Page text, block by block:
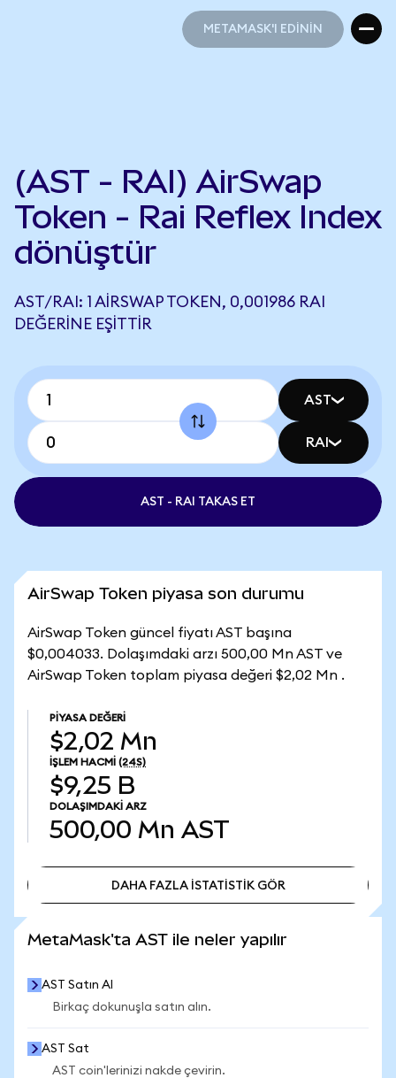
METAMASK'I EDİNİN
(AST - RAI) AirSwap
Token - Rai Reflex Index
dönüştür
AST/RAI: 1 AIRSWAP TOKEN, 0,001986 RAI
DEĞERINE EŞITTIR
AST
RAI
AST - RAI TAKAS ET
AirSwap Token piyasa son durumu
AirSwap Token güncel fiyatı AST başına
$0,004033. Dolaşımdaki arzı 500,00 Mn AST ve
AirSwap Token toplam piyasa değeri $2,02 Mn .
PIYASA DEĞERI
$2,02 Mn
İŞLEM HACMI (24S)
$9,25 B
DOLAŞIMDAKI ARZ
500,00 Mn AST
DAHA FAZLA İSTATİSTİK GÖR
MetaMask'ta AST ile neler yapılır
AST Satın Al
Birkaç dokunuşla satın alın.
AST Sat
AST coin'lerinizi nakde çevirin.